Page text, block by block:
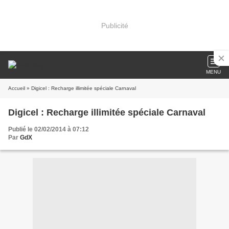
Publicité
MENU
Accueil » Digicel : Recharge illimitée spéciale Carnaval
Digicel : Recharge illimitée spéciale Carnaval
Publié le 02/02/2014 à 07:12
Par GdX